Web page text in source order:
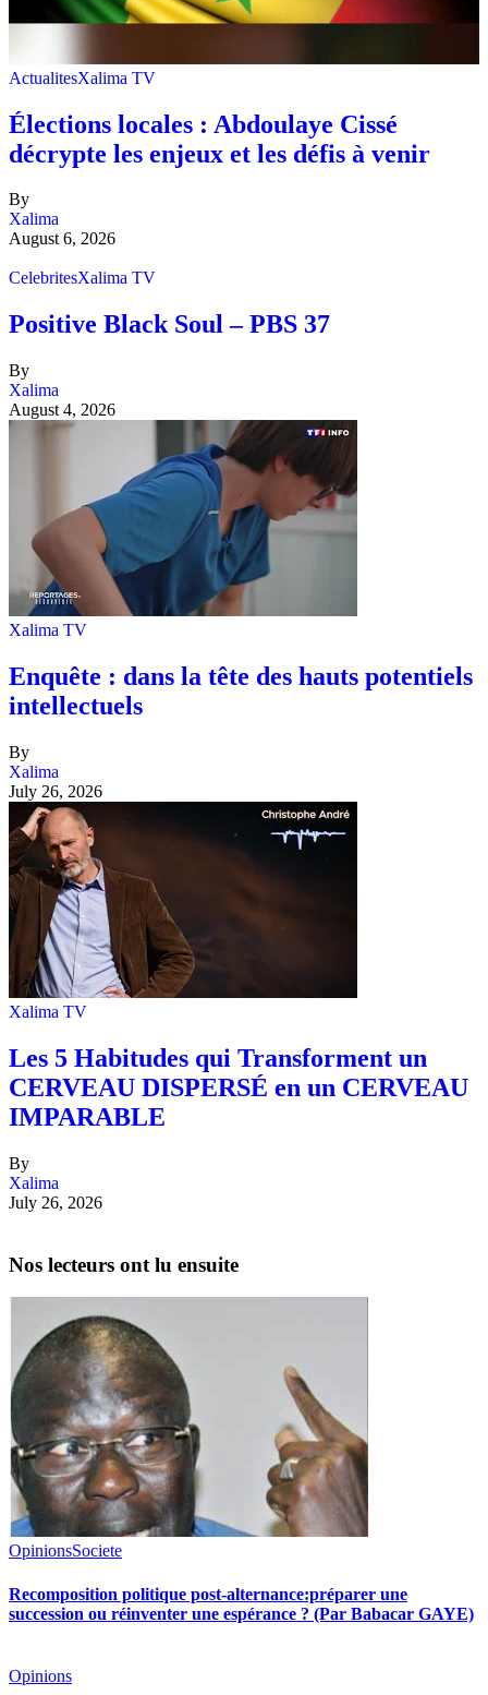
ActualitesXalima TV
Élections locales : Abdoulaye Cissé
décrypte les enjeux et les défis à venir
By
Xalima
August 6, 2026
CelebritesXalima TV
Positive Black Soul – PBS 37
By
Xalima
August 4, 2026
Xalima TV
Enquête : dans la tête des hauts potentiels
intellectuels
By
Xalima
July 26, 2026
Xalima TV
Les 5 Habitudes qui Transforment un
CERVEAU DISPERSÉ en un CERVEAU
IMPARABLE
By
Xalima
July 26, 2026
Nos lecteurs ont lu ensuite
OpinionsSociete
Recomposition politique post-alternance:préparer une
succession ou réinventer une espérance ? (Par Babacar GAYE)
Opinions